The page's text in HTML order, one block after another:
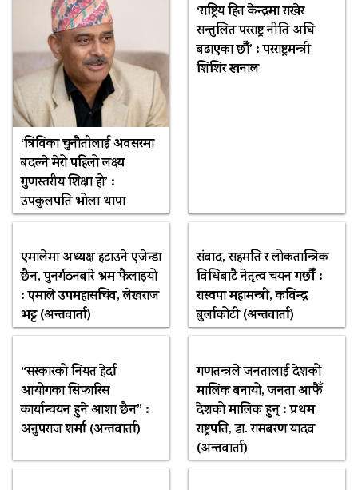
‘त्रिविका चुनौतीलाई अवसरमा
बदल्ने मेरो पहिलो लक्ष्य
गुणस्तरीय शिक्षा हो’ :
उपकुलपति भोला थापा
‘राष्ट्रिय हित केन्द्रमा राखेर
सन्तुलित परराष्ट्र नीति अघि
बढाएका छौँ’ : परराष्ट्रमन्त्री
शिशिर खनाल
एमालेमा अध्यक्ष हटाउने एजेन्डा
छैन, पुनर्गठनबारे भ्रम फैलाइयो
: एमाले उपमहासचिव, लेखराज
भट्ट (अन्तवार्ता)
संवाद, सहमति र लोकतान्त्रिक
विधिबाटै नेतृत्व चयन गर्छौँ :
रास्वपा महामन्त्री, कविन्द्र
बुर्लाकोटी (अन्तवार्ता)
“सरकारको नियत हेर्दा
आयोगका सिफारिस
कार्यान्वयन हुने आशा छैन” :
अनुपराज शर्मा (अन्तवार्ता)
गणतन्त्रले जनतालाई देशको
मालिक बनायो, जनता आफैँ
देशको मालिक हुन् : प्रथम
राष्ट्रपति, डा. रामबरण यादव
(अन्तवार्ता)